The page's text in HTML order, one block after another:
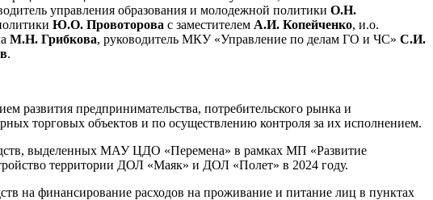
управления образования и молодежной политики О.Н.
Ю.О. Провоторова с заместителем А.И. Копейченко, и.о.
М.Н. Грибкова, руководитель МКУ «Управление по делам ГО и ЧС» С.И.
.
развития предпринимательства, потребительского рынка и
торговых объектов и по осуществлению контроля за их исполнением.
выделенных МАУ ЦДО «Перемена» в рамках МП «Развитие
территории ДОЛ «Маяк» и ДОЛ «Полет» в 2024 году.
на финансирование расходов на проживание и питание лиц в пунктах